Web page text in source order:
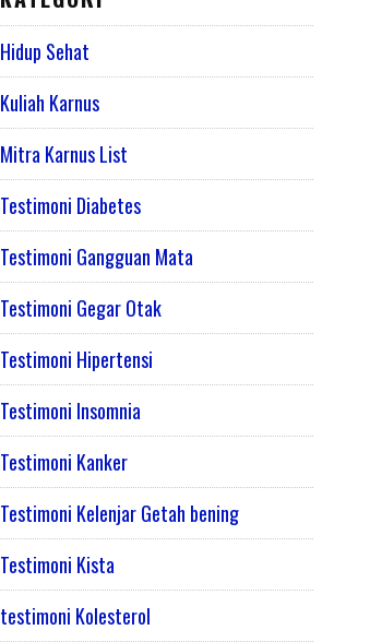
Hidup Sehat
Kuliah Karnus
Mitra Karnus List
Testimoni Diabetes
Testimoni Gangguan Mata
Testimoni Gegar Otak
Testimoni Hipertensi
Testimoni Insomnia
Testimoni Kanker
Testimoni Kelenjar Getah bening
Testimoni Kista
testimoni Kolesterol